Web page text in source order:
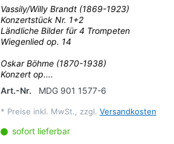
Vassily/Willy Brandt (1869-1923)
Konzertstück Nr. 1+2
Ländliche Bilder für 4 Trompeten
Wiegenlied op. 14
Oskar Böhme (1870-1938)
Konzert op....
Art.-Nr.
MDG 901 1577-6
* Preise inkl. MwSt., zzgl. Versandkosten
sofort lieferbar